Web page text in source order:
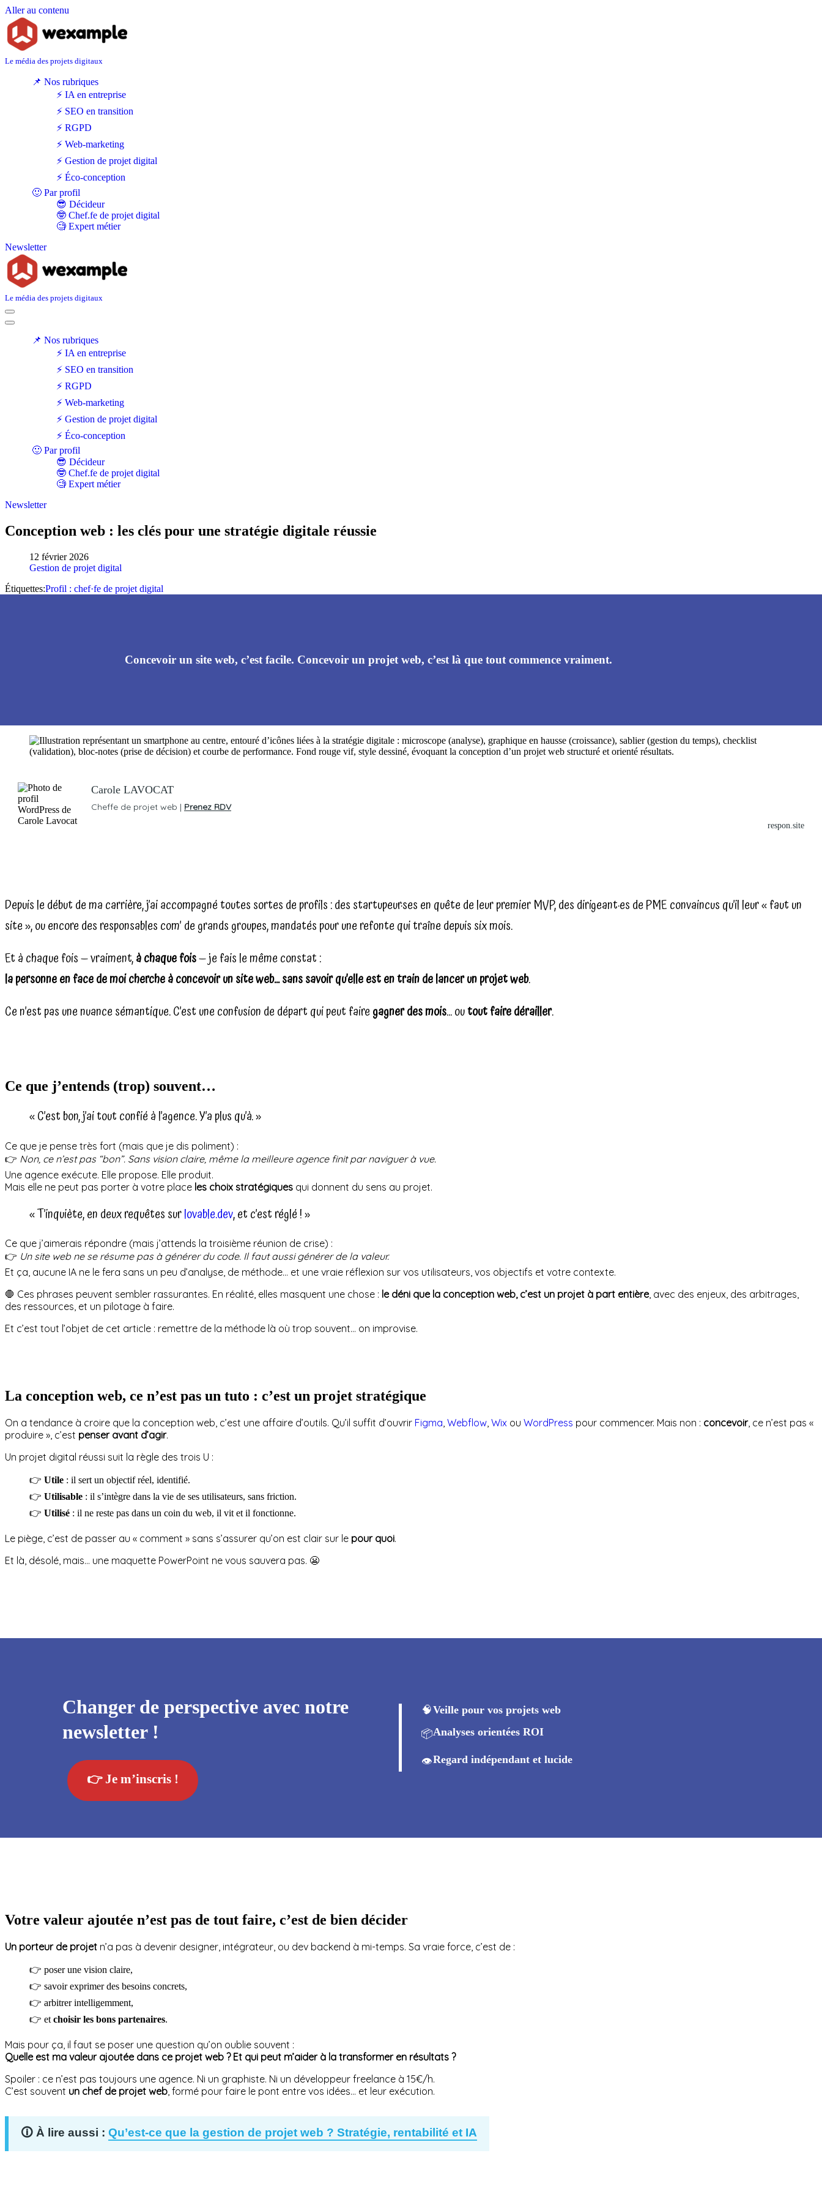
Aller au contenu
Le média des projets digitaux
📌 Nos rubriques
⚡ IA en entreprise
⚡ SEO en transition
⚡ RGPD
⚡ Web-marketing
⚡ Gestion de projet digital
⚡ Éco-conception
🙂 Par profil
😎 Décideur
🤓 Chef.fe de projet digital
🧐 Expert métier
Newsletter
Le média des projets digitaux
Menu
de
Menu
navigation📌 Nos rubriques
⚡ IA en entreprise
⚡ SEO en transition
⚡ RGPD
⚡ Web-marketing
⚡ Gestion de projet digital
⚡ Éco-conception
🙂 Par profil
😎 Décideur
🤓 Chef.fe de projet digital
🧐 Expert métier
Newsletter
Conception web : les clés pour une stratégie digitale réussie
12 février 2026
Gestion de projet digital
Étiquettes:Profil : chef·fe de projet digital
Concevoir un site web, c’est facile. Concevoir un projet web, c’est là que tout commence vraiment.
Carole LAVOCAT
Cheffe de projet web | Prenez RDV
respon.site
Depuis le début de ma carrière, j’ai accompagné toutes sortes de profils : des startupeur·ses en quête de leur premier MVP, des dirigeant·es de PME convaincus qu’il leur « faut un
site », ou encore des responsables com’ de grands groupes, mandatés pour une refonte qui traîne depuis six mois.
Et à chaque fois — vraiment,à chaque fois— je fais le même constat :
la personne en face de moi cherche à concevoir un site web… sans savoir qu’elle est en train de lancer un projet web.
Ce n’est pas une nuance sémantique. C’est une confusion de départ qui peut fairegagner des mois… outout faire dérailler.
Ce que j’entends (trop) souvent…
« C’est bon, j’ai tout confié à l’agence. Y’a plus qu’à. »
Ce que je pense très fort (mais que je dis poliment) :
👉 Non, ce n’est pas “bon”. Sans vision claire, même la meilleure agence finit par naviguer à vue.
Une agence exécute. Elle propose. Elle produit.
Mais elle ne peut pas porter à votre place les choix stratégiques qui donnent du sens au projet.
« T’inquiète, en deux requêtes surlovable.dev, et c’est réglé ! »
Ce que j’aimerais répondre (mais j’attends la troisième réunion de crise) :
👉 Un site web ne se résume pas à générer du code. Il faut aussi générer de la valeur.
Et ça, aucune IA ne le fera sans un peu d’analyse, de méthode… et une vraie réflexion sur vos utilisateurs, vos objectifs et votre contexte.
🛑 Ces phrases peuvent sembler rassurantes. En réalité, elles masquent une chose : le déni que la conception web, c’est un projet à part entière, avec des enjeux, des arbitrages,
des ressources, et un pilotage à faire.
Et c’est tout l’objet de cet article : remettre de la méthode là où trop souvent… on improvise.
La conception web, ce n’est pas un tuto : c’est un projet stratégique
On a tendance à croire que la conception web, c’est une affaire d’outils. Qu’il suffit d’ouvrir Figma Webflow Wix ou WordPress pour commencer. Mais non : concevoir, ce n’est pas «
produire », c’est penser avant d’agir.
Un projet digital réussi suit la règle des trois U :
👉 Utile : il sert un objectif réel, identifié.
👉 Utilisable : il s’intègre dans la vie de ses utilisateurs, sans friction.
👉 Utilisé : il ne reste pas dans un coin du web, il vit et il fonctionne.
Le piège, c’est de passer au « comment » sans s’assurer qu’on est clair sur le pour quoi.
Et là, désolé, mais… une maquette PowerPoint ne vous sauvera pas. 😬
Changer de perspective avec notre
newsletter !
👉 Je m’inscris !
🧠Veille pour vos projets web
📦Analyses orientées ROI
👁️Regard indépendant et lucide
Votre valeur ajoutée n’est pas de tout faire, c’est de bien décider
Un porteur de projet n’a pas à devenir designer, intégrateur, ou dev backend à mi-temps. Sa vraie force, c’est de :
👉 poser une vision claire,
👉 savoir exprimer des besoins concrets,
👉 arbitrer intelligemment,
👉 et choisir les bons partenaires.
Mais pour ça, il faut se poser une question qu’on oublie souvent :
Quelle est ma valeur ajoutée dans ce projet web ? Et qui peut m’aider à la transformer en résultats ?
Spoiler : ce n’est pas toujours une agence. Ni un graphiste. Ni un développeur freelance à 15€/h.
C’est souvent un chef de projet web , formé pour faire le pont entre vos idées… et leur exécution.
Qu’est-ce que la gestion de projet web ? Stratégie, rentabilité et IA